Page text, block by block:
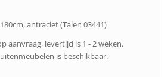
antraciet (Talen 03441)
aanvraag, levertijd is 1 - 2 weken.
is beschikbaar.